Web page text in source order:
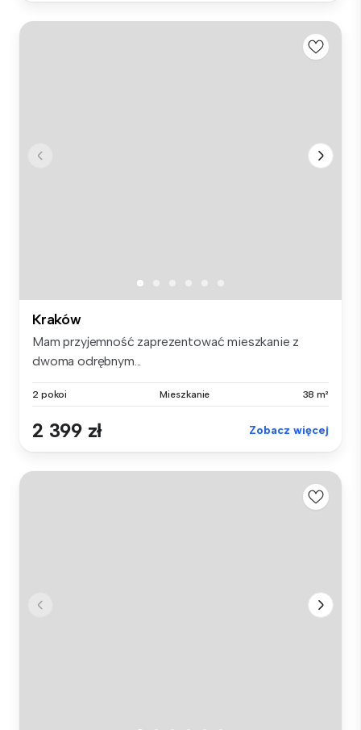
Kraków
Mam przyjemność zaprezentować mieszkanie z
dwoma odrębnym...
2 pokoi Mieszkanie 38 m²
2 399 zł Zobacz więcej